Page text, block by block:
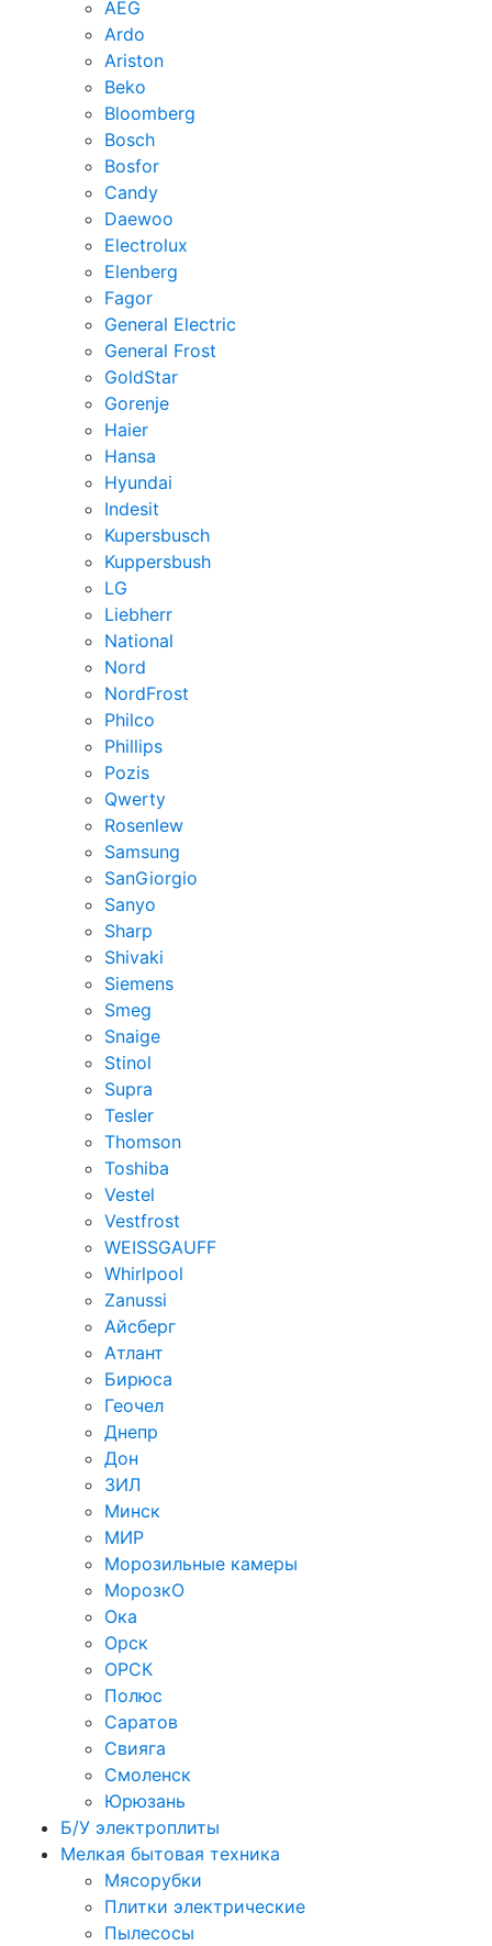
AEG
Ardo
Ariston
Beko
Bloomberg
Bosch
Bosfor
Candy
Daewoo
Electrolux
Elenberg
Fagor
General Electric
General Frost
GoldStar
Gorenje
Haier
Hansa
Hyundai
Indesit
Kupersbusch
Kuppersbush
LG
Liebherr
National
Nord
NordFrost
Philco
Phillips
Pozis
Qwerty
Rosenlew
Samsung
SanGiorgio
Sanyo
Sharp
Shivaki
Siemens
Smeg
Snaige
Stinol
Supra
Tesler
Thomson
Toshiba
Vestel
Vestfrost
WEISSGAUFF
Whirlpool
Zanussi
Айсберг
Атлант
Бирюса
Геочел
Днепр
Дон
ЗИЛ
Минск
МИР
Морозильные камеры
МорозкО
Ока
Орск
ОРСК
Полюс
Саратов
Свияга
Смоленск
Юрюзань
Б/У электроплиты
Мелкая бытовая техника
Мясорубки
Плитки электрические
Пылесосы